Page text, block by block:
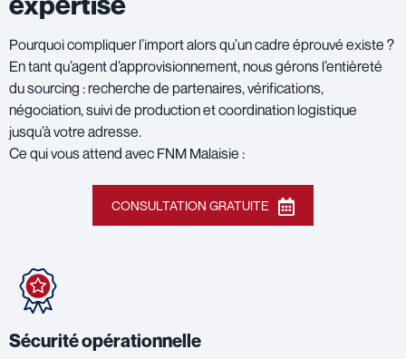
Pourquoi compliquer l’import alors qu’un cadre éprouvé existe ?
En tant qu’agent d’approvisionnement, nous gérons l’entièreté
du sourcing : recherche de partenaires, vérifications,
négociation, suivi de production et coordination logistique
jusqu’à votre adresse.
Ce qui vous attend avec FNM Malaisie :
CONSULTATION GRATUITE
Sécurité opérationnelle